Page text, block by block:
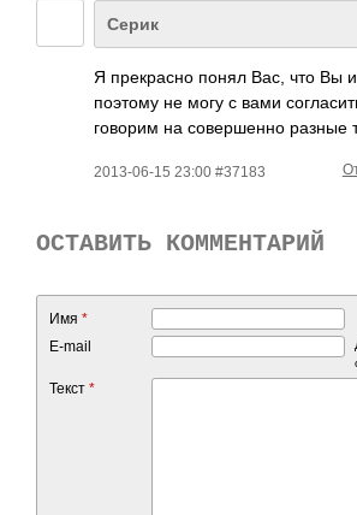
Серик
Я прекрасно понял Вас, что Вы
поэтому не могу с вами
говорим на совершенно разные
2013-06-15 23:00 #37183
ОСТАВИТЬ КОММЕНТАРИЙ
Имя *
E-mail
Текст *